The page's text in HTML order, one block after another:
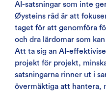
AI-satsningar som inte
Øysteins råd är att
taget för att genomföra
och dra lärdomar som
Att ta sig an AI-
projekt för projekt,
satsningarna rinner ut i
övermäktiga att hantera,